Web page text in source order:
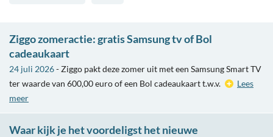
Ziggo zomeractie: gratis Samsung tv of Bol
cadeaukaart
24 juli 2026- Ziggo pakt deze zomer uit met een Samsung Smart TV
ter waarde van 600,00 euro of een Bol cadeaukaart t.w.v.
Lees
meer
Waar kijk je het voordeligst het nieuwe